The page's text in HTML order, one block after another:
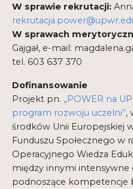
W sprawie rekrutacji:
W sprawach
Gajgał, e-mail:
tel. 603 637 370
Dofinansowanie
Projekt pn. „POWER na
program rozwoju uczelni”,
środków Unii Europejskiej
Funduszu Społecznego w
Operacyjnego Wiedza
między innymi intensywne
podnoszące kompetencje